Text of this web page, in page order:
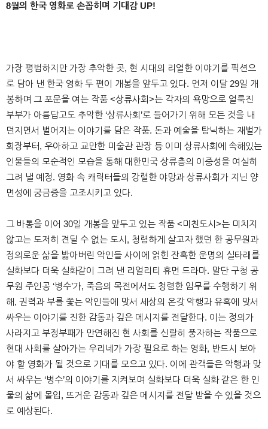
8월의 한국 영화로 손꼽히며 기대감 UP!
가장 평범하지만 가장 추악한 곳, 현 시대의 리얼한 이야기를 픽션으
로 담아 낸 한국 영화 두 편이 개봉을 앞두고 있다. 먼저 이달 29일 개
봉하며 그 포문을 여는 작품 <상류사회>는 각자의 욕망으로 얼룩진
부부가 아름답고도 추악한 ‘상류사회’로 들어가기 위해 모든 것을 내
던지면서 벌어지는 이야기를 담은 작품. 돈과 예술을 탐닉하는 재벌가
회장부터, 우아하고 교만한 미술관 관장 등 이미 상류사회에 속해있는
인물들의 모순적인 모습을 통해 대한민국 상류층의 이중성을 여실히
그려 낼 예정. 영화 속 캐릭터들의 강렬한 야망과 상류사회가 지닌 양
면성에 궁금증을 고조시키고 있다.
그 바통을 이어 30일 개봉을 앞두고 있는 작품 <미친도시>는 미치지
않고는 도저히 견딜 수 없는 도시, 청렴하게 살고자 했던 한 공무원과
정의로운 삶을 밟아버린 악인들 사이에 얽힌 잔혹한 운명의 실타래를
실화보다 더욱 실화같이 그려 낸 리얼리티 휴먼 드라마. 말단 구청 공
무원 주인공 ‘병수’가, 죽음의 목전에서도 청렴한 임무를 수행하기 위
해, 권력과 부를 쫓는 악인들에 맞서 세상의 온갖 악행과 유혹에 맞서
싸우는 이야기를 진한 감동과 깊은 메시지를 전달한다. 이는 정의가
사라지고 부정부패가 만연해진 현 사회를 신랄히 풍자하는 작품으로
현대 사회를 살아가는 우리네가 가장 필요로 하는 영화, 반드시 보아
야 할 영화가 될 것으로 기대를 모으고 있다. 이에 관객들은 악행과 맞
서 싸우는 ‘병수’의 이야기를 지켜보며 실화보다 더욱 실화 같은 한 인
물의 삶에 몰입, 뜨거운 감동과 깊은 메시지를 전달 받을 수 있을 것으
로 예상된다.